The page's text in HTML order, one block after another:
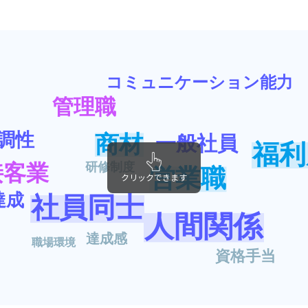
クリックできます
人間関係
社員同士
福
営業職
商材
業
管理職
一般社員
性
成
コミュニケーション能力
資格手当
達成感
研修制度
職場環境